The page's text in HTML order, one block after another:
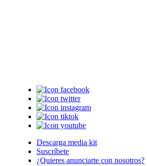
Descarga media kit
Suscríbete
¿Quieres anunciarte con nosotros?